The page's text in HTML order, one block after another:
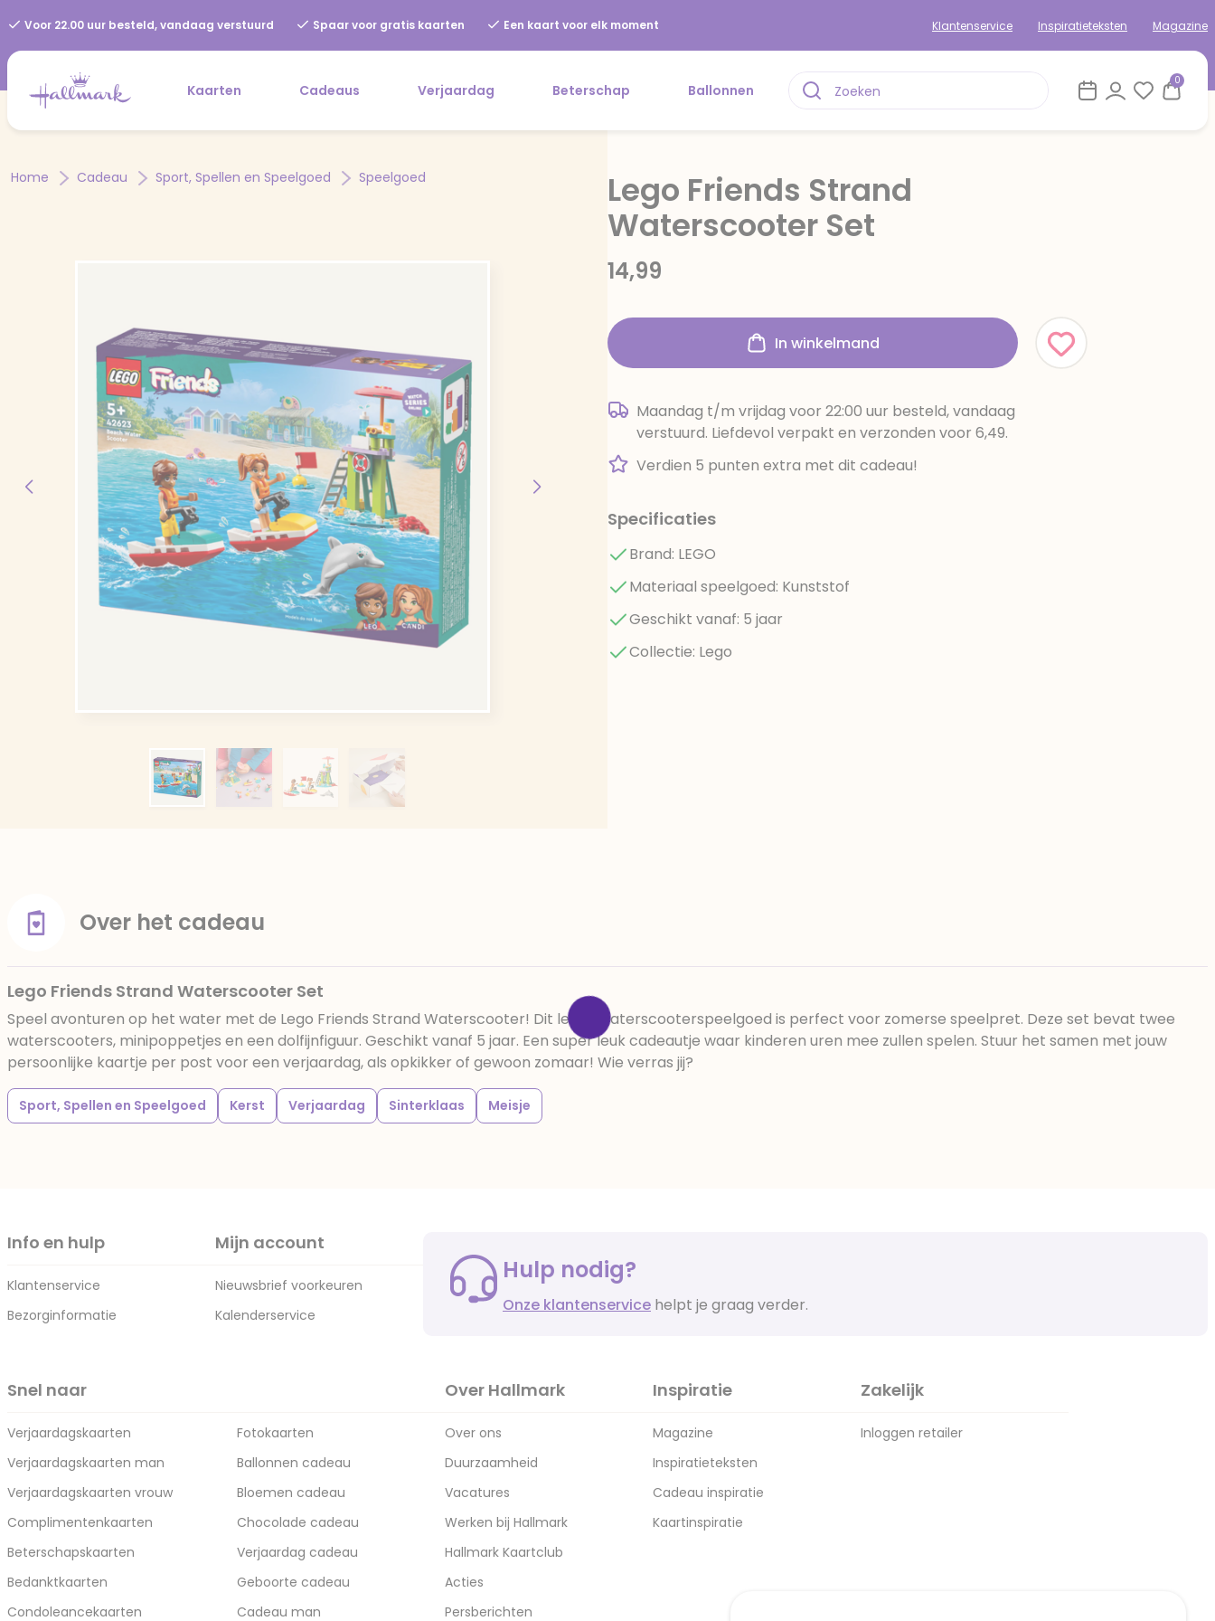
Voor 22.00 uur besteld, vandaag verstuurd Spaar voor gratis kaarten Een kaart voor elk moment Klantenservice Inspiratieteksten Magazine
Kaarten Cadeaus Verjaardag Beterschap Ballonnen
0
Home Cadeau Sport, Spellen en Speelgoed Speelgoed
Lego Friends Strand
Waterscooter Set
14,99
In winkelmand
Maandag t/m vrijdag voor 22:00 uur besteld, vandaag
verstuurd. Liefdevol verpakt en verzonden voor 6,49.
Verdien 5 punten extra met dit cadeau!
Specificaties
Brand: LEGO
Materiaal speelgoed: Kunststof
Geschikt vanaf: 5 jaar
Collectie: Lego
Over het cadeau
Lego Friends Strand Waterscooter Set
Speel avonturen op het water met de Lego Friends Strand Waterscooter! Dit leuke waterscooterspeelgoed is perfect voor zomerse speelpret. Deze set bevat twee
waterscooters, minipoppetjes en een dolfijnfiguur. Geschikt vanaf 5 jaar. Een super leuk cadeautje waar kinderen uren mee zullen spelen. Stuur het samen met jouw
persoonlijke kaartje per post voor een verjaardag, als opkikker of gewoon zomaar! Wie verras jij?
Sport, Spellen en Speelgoed Kerst Verjaardag Sinterklaas Meisje
Info en hulp
Klantenservice
Bezorginformatie
Mijn account
Nieuwsbrief voorkeuren
Kalenderservice
Hulp nodig?
Onze klantenservice helpt je graag verder.
Snel naar
Verjaardagskaarten
Verjaardagskaarten man
Verjaardagskaarten vrouw
Complimentenkaarten
Beterschapskaarten
Bedanktkaarten
Condoleancekaarten
Fotokaarten
Ballonnen cadeau
Bloemen cadeau
Chocolade cadeau
Verjaardag cadeau
Geboorte cadeau
Cadeau man
Over Hallmark
Over ons
Duurzaamheid
Vacatures
Werken bij Hallmark
Hallmark Kaartclub
Acties
Persberichten
Inspiratie
Magazine
Inspiratieteksten
Cadeau inspiratie
Kaartinspiratie
Zakelijk
Inloggen retailer